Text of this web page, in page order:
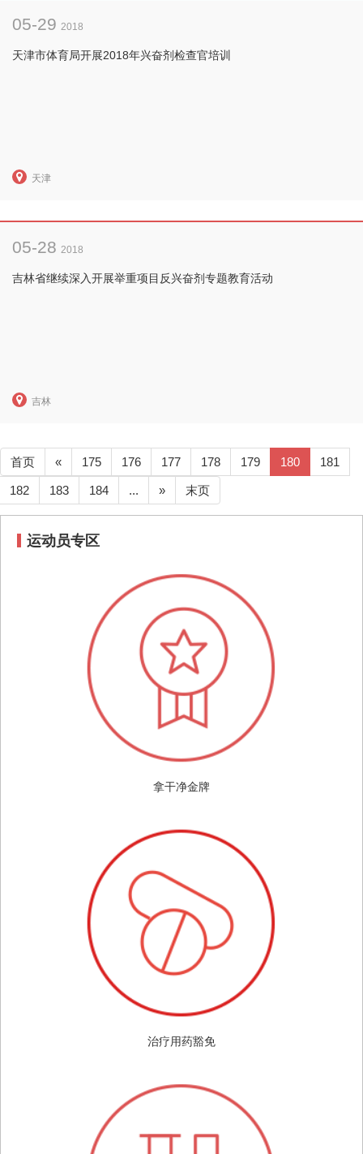
05-29 2018
天津市体育局开展2018年兴奋剂检查官培训
天津
05-28 2018
吉林省继续深入开展举重项目反兴奋剂专题教育活动
吉林
首页 « 175 176 177 178 179 180 181
182 183 184 ... » 末页
运动员专区
拿干净金牌
治疗用药豁免